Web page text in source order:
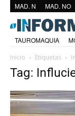
MAD. N MAD. NO
TAUROMAQUIA
Inicio
Etiquetas
Tag: